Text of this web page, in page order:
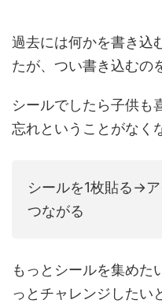
過去には何かを書き込
たが、つい書き込むの
シールでしたら子供も
忘れということがなく
シールを1枚貼る→
つながる
もっとシールを集めた
っとチャレンジしたい